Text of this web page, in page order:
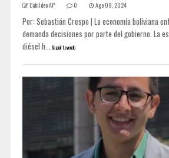
Cabildeo AP 0 Ago 09, 2024
Por: Sebastián Crespo | La economía boliviana
demanda decisiones por parte del gobierno. La
diésel h... Seguir Leyendo